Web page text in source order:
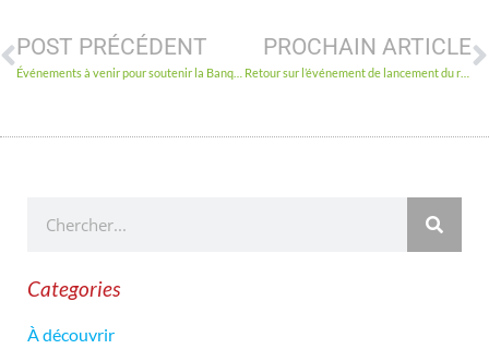
POST PRÉCÉDENT PROCHAIN ARTICLE
Retour sur l’événement de lancement du rapport sur la faim à Ottawa
Categories
À découvrir